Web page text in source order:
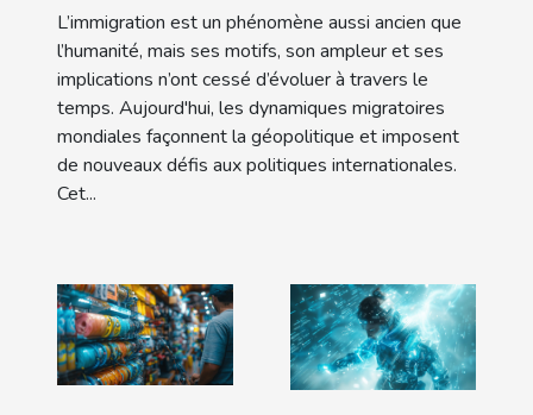
L’immigration est un phénomène aussi ancien que
l’humanité, mais ses motifs, son ampleur et ses
implications n’ont cessé d’évoluer à travers le
temps. Aujourd'hui, les dynamiques migratoires
mondiales façonnent la géopolitique et imposent
de nouveaux défis aux politiques internationales.
Cet...